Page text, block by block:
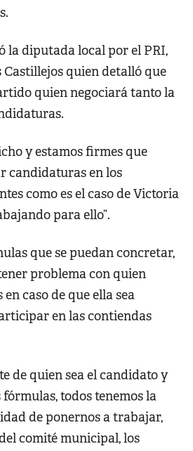
la diputada local por el PRI,
quien detalló que
quien negociará tanto la
y estamos firmes que
candidaturas en los
como es el caso de Victoria
para ello”.
que se puedan concretar,
problema con quien
caso de que ella sea
en las contiendas
de quien sea el candidato y
todos tenemos la
de ponernos a trabajar,
comité municipal, los